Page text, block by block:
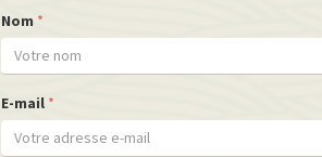
Nom *
E-mail *